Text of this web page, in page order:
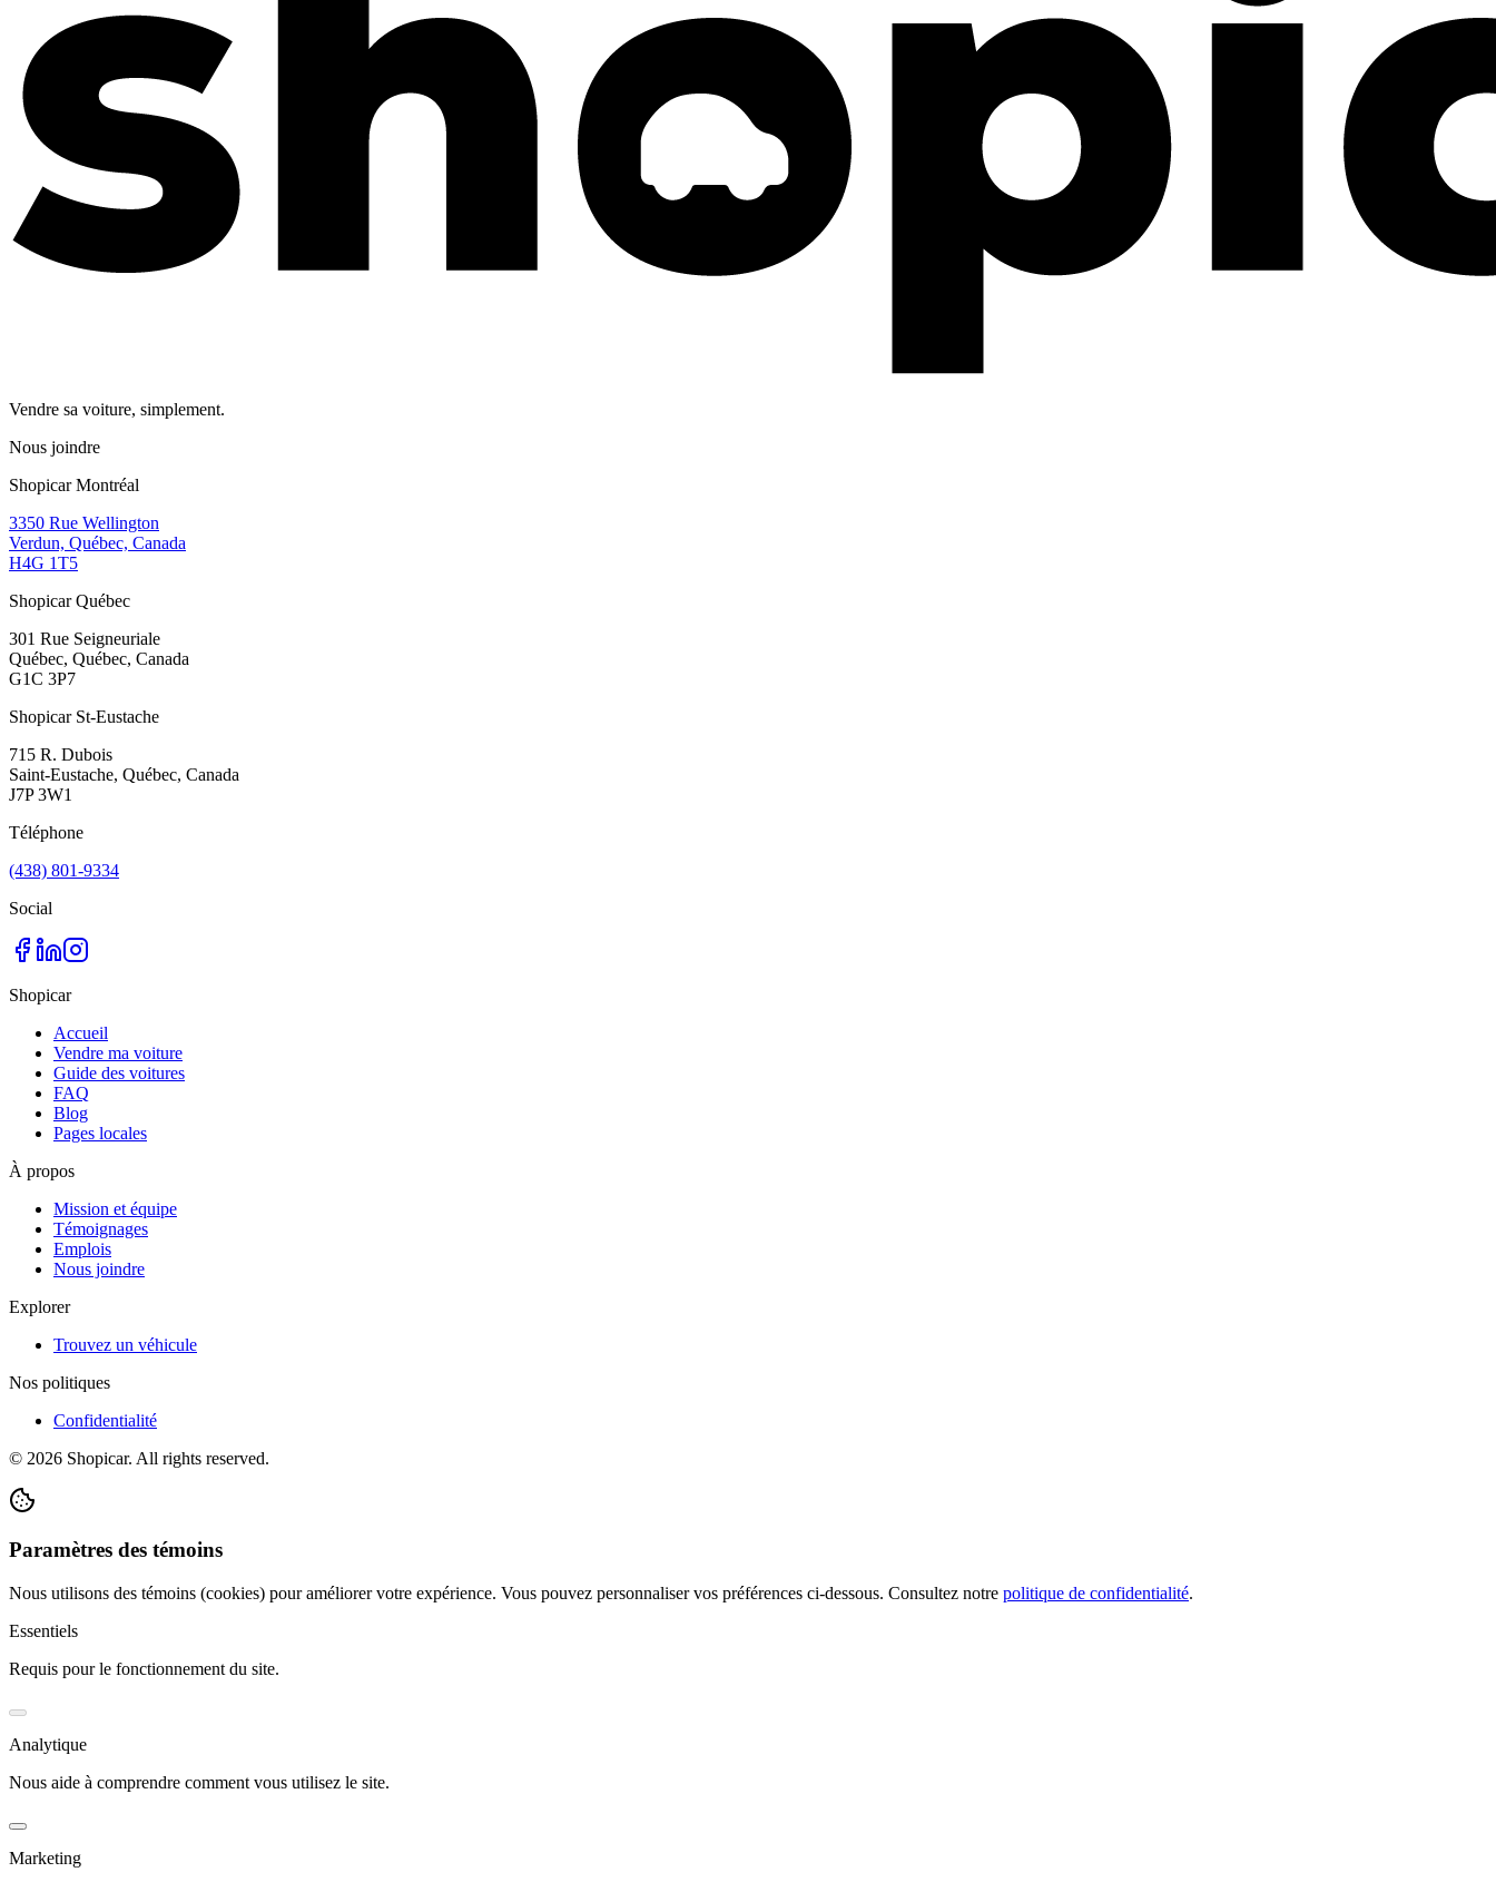
Vendre sa voiture, simplement.
Nous joindre
Shopicar Montréal
3350 Rue Wellington
Verdun, Québec, Canada
H4G 1T5
Shopicar Québec
301 Rue Seigneuriale
Québec, Québec, Canada
G1C 3P7
Shopicar St-Eustache
715 R. Dubois
Saint-Eustache, Québec, Canada
J7P 3W1
Téléphone
(438) 801-9334
Social
Shopicar
Accueil
Vendre ma voiture
Guide des voitures
FAQ
Blog
Pages locales
À propos
Mission et équipe
Témoignages
Emplois
Nous joindre
Explorer
Trouvez un véhicule
Nos politiques
Confidentialité
© 2026 Shopicar. All rights reserved.
Paramètres des témoins
Nous utilisons des témoins (cookies) pour améliorer votre expérience. Vous pouvez personnaliser vos préférences ci-dessous. Consultez notre politique de confidentialité.
Essentiels
Requis pour le fonctionnement du site.
Analytique
Nous aide à comprendre comment vous utilisez le site.
Marketing